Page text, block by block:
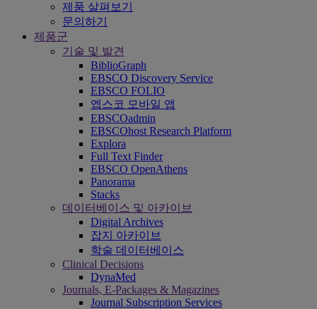
제품 살펴보기
문의하기
제품군
기술 및 발견
BiblioGraph
EBSCO Discovery Service
EBSCO FOLIO
엡스코 모바일 앱
EBSCOadmin
EBSCOhost Research Platform
Explora
Full Text Finder
EBSCO OpenAthens
Panorama
Stacks
데이터베이스 및 아카이브
Digital Archives
잡지 아카이브
학술 데이터베이스
Clinical Decisions
DynaMed
Journals, E-Packages & Magazines
Journal Subscription Services